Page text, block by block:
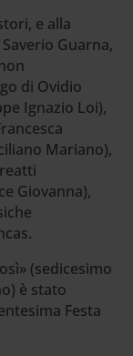
e alla
Guarna,
di Ovidio
Ignazio Loi),
Mariano),
Giovanna),
(sedicesimo
è stato
Festa